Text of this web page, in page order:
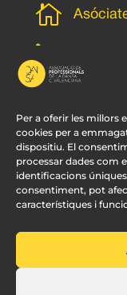
Per a oferir les millors
cookies per a
dispositiu. El
processar dades com
identificacions
consentiment, pot
característiques i

l